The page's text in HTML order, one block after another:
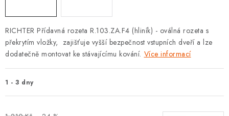
CYLINDRICKÉ VLOŽKY
VISACÍ ZÁMKY
ZÁMKY, PETLICE A ZÁVORY
RICHTER Přídavná rozeta R.103.ZA.F4 (hliník) - oválná rozeta s
překrytím vložky, zajišťuje vyšší bezpečnost vstupních dveří a lze
dodatečně montovat ke stávajícímu kování. Více informací
1 - 3 dny